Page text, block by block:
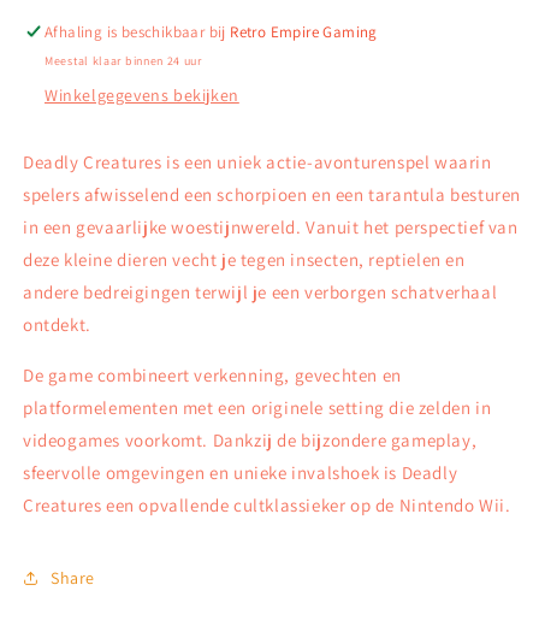
Afhaling is beschikbaar bij Retro Empire Gaming
Meestal klaar binnen 24 uur
Winkelgegevens bekijken
Deadly Creatures is een uniek actie-avonturenspel waarin
spelers afwisselend een schorpioen en een tarantula besturen
in een gevaarlijke woestijnwereld. Vanuit het perspectief van
deze kleine dieren vecht je tegen insecten, reptielen en
andere bedreigingen terwijl je een verborgen schatverhaal
ontdekt.
De game combineert verkenning, gevechten en
platformelementen met een originele setting die zelden in
videogames voorkomt. Dankzij de bijzondere gameplay,
sfeervolle omgevingen en unieke invalshoek is Deadly
Creatures een opvallende cultklassieker op de Nintendo Wii.
Share